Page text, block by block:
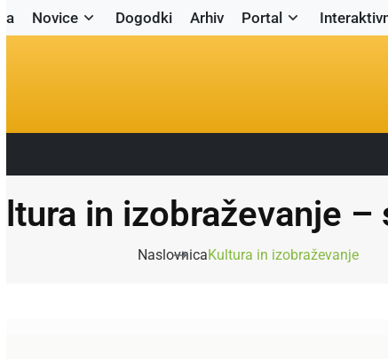
Novice Dogodki Arhiv Portal
in izobraževanje
NaslovnicaKultura in izobraževanje